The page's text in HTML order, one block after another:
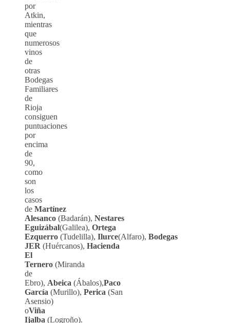
por
Atkin,
mientras
que
numerosos
vinos
de
otras
Bodegas
Familiares
de
Rioja
consiguen
puntuaciones
por
encima
de
90,
como
son
los
casos
de Martínez
Alesanco (Badarán), Nestares
Eguizábal(Galilea), Ortega
Ezquerro (Tudelilla), Ilurce(Alfaro), Bodegas
JER (Huércanos), Hacienda
El
Ternero (Miranda
de
Ebro), Abeica (Ábalos),Paco
García (Murillo), Perica (San
Asensio)
oViña
Ijalba (Logroño).